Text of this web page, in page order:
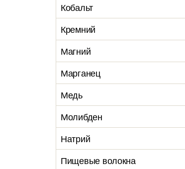
Кобальт
Кремний
Магний
Марганец
Медь
Молибден
Натрий
Пищевые волокна